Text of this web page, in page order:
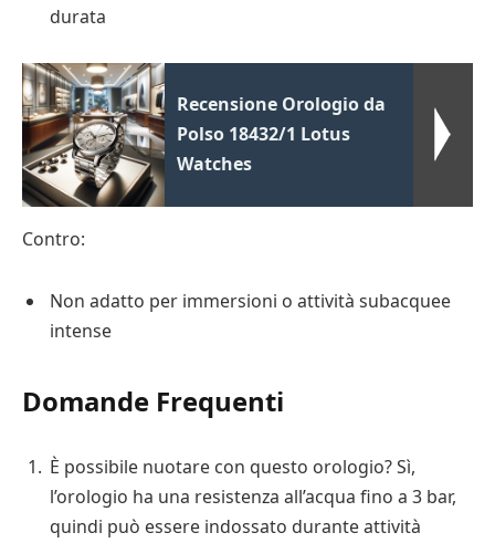
durata
Recensione Orologio da
Polso 18432/1 Lotus
Watches
Contro:
Non adatto per immersioni o attività subacquee
intense
Domande Frequenti
È possibile nuotare con questo orologio? Sì,
l’orologio ha una resistenza all’acqua fino a 3 bar,
quindi può essere indossato durante attività